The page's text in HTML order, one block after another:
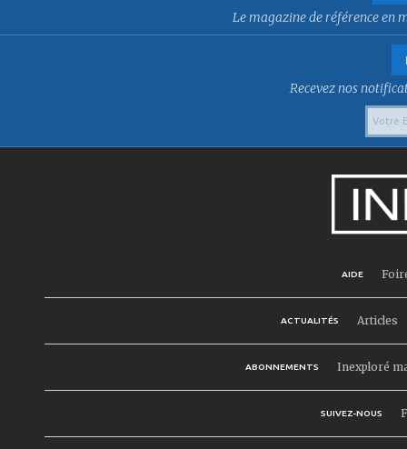
Le magazine de référence en
Recevez nos
AIDE
ACTUALITÉS Articles
ABONNEMENTS Inexploré
SUIVEZ-NOUS